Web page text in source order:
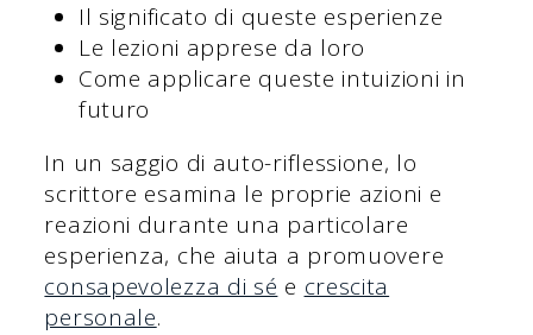
Il significato di queste esperienze
Le lezioni apprese da loro
Come applicare queste intuizioni in
futuro
In un saggio di auto-riflessione, lo
scrittore esamina le proprie azioni e
reazioni durante una particolare
esperienza, che aiuta a promuovere
consapevolezza di sé e crescita
personale.